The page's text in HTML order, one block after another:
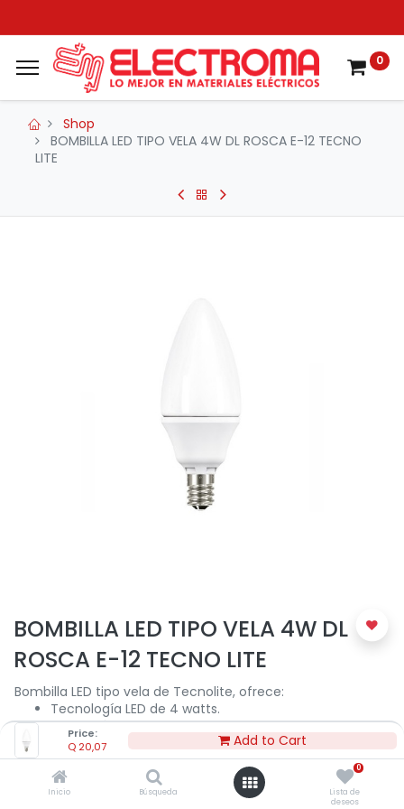
Price:
Q 20,07 Add to Cart
Inicio Búsqueda
0
Lista de
deseos
0
Shop
BOMBILLA LED TIPO VELA 4W DL ROSCA E-12 TECNO
LITE
BOMBILLA LED TIPO VELA 4W DL
ROSCA E-12 TECNO LITE
Bombilla LED tipo vela de Tecnolite, ofrece:
Tecnología LED de 4 watts.
Luz de día de 6500 K.
Flujo luminoso 250 lm.
15,000 horas de vida aproximadamente.
Uso para interiores.
Rosca E-12.